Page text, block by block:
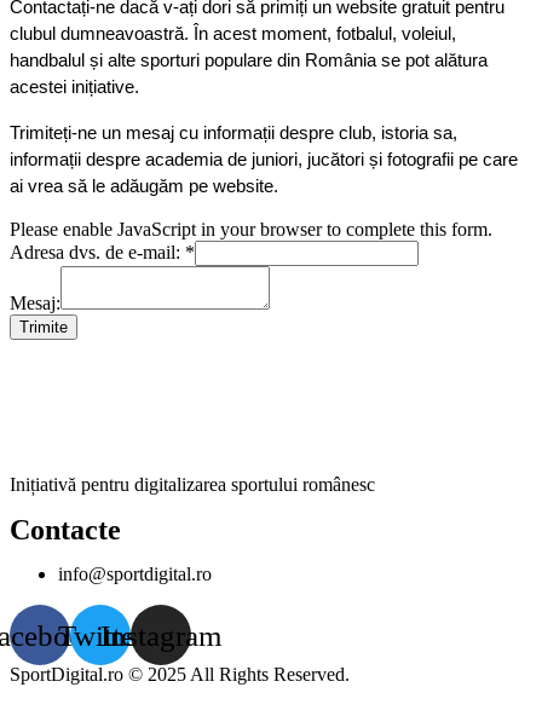
Contactați-ne dacă v-ați dori să primiți un website gratuit pentru
clubul dumneavoastră. În acest moment, fotbalul, voleiul,
handbalul și alte sporturi populare din România se pot alătura
acestei inițiative.
Trimiteți-ne un mesaj cu informații despre club, istoria sa,
informații despre academia de juniori, jucători și fotografii pe care
ai vrea să le adăugăm pe website.
Please enable JavaScript in your browser to complete this form.
Adresa dvs. de e-mail: *
Mesaj:
Trimite
Inițiativă pentru digitalizarea sportului românesc
Contacte
info@sportdigital.ro
TwitterInstagram
SportDigital.ro © 2025 All Rights Reserved.